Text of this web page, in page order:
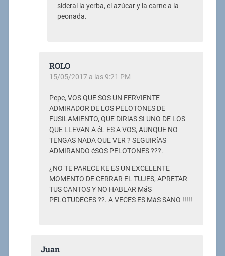
sideral la yerba, el azúcar y la carne a la
peonada.
ROLO
15/05/2017 a las 9:21 PM
Pepe, VOS QUE SOS UN FERVIENTE
ADMIRADOR DE LOS PELOTONES DE
FUSILAMIENTO, QUE DIRíAS SI UNO DE LOS
QUE LLEVAN A éL ES A VOS, AUNQUE NO
TENGAS NADA QUE VER ? SEGUIRíAS
ADMIRANDO éSOS PELOTONES ???.
¿NO TE PARECE KE ES UN EXCELENTE
MOMENTO DE CERRAR EL TUJES, APRETAR
TUS CANTOS Y NO HABLAR MáS
PELOTUDECES ??. A VECES ES MáS SANO !!!!!
Juan